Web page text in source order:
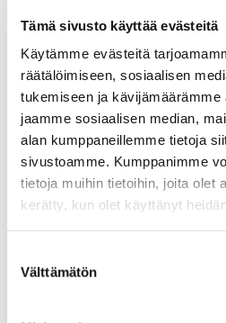
Tämä sivusto käyttää evästeitä
Käytämme evästeitä
räätälöimiseen, sosiaalisen
tukemiseen ja
jaamme sosiaalisen median,
alan kumppaneillemme tietoja
sivustoamme. Kumppanimme
tietoja muihin tietoihin, joita olet
kerätty, kun olet käyttänyt
valinta
Välttämätön
Maritim venetarvikkeet
Kansihelat
Listat ja
Reuna- ja
Kansikate
Venevarusteet
Reuna-,